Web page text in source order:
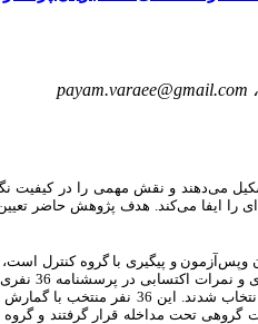
payam.varaee@gmail.com
می‌دهند و نقش مهمی را در کیفیت
را ایفا می‌کند. هدف پژوهش حاضر
و پیگیری با گروه کنترل
دانشگاه
یک جلسه) به‌صورت گروهی تحت مداخله قرار